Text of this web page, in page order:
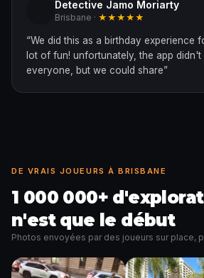
Detective Jamo Moriarty
Brisbane · ★★★★★
“We did this as a birthday experience
lot of fun! unfortunately, the app
everyone, but we could share”
DE VRAIS JOUEURS À BRISBANE
1 000 000+
n'est que le début
Photos envoyées par des joueurs sur place,